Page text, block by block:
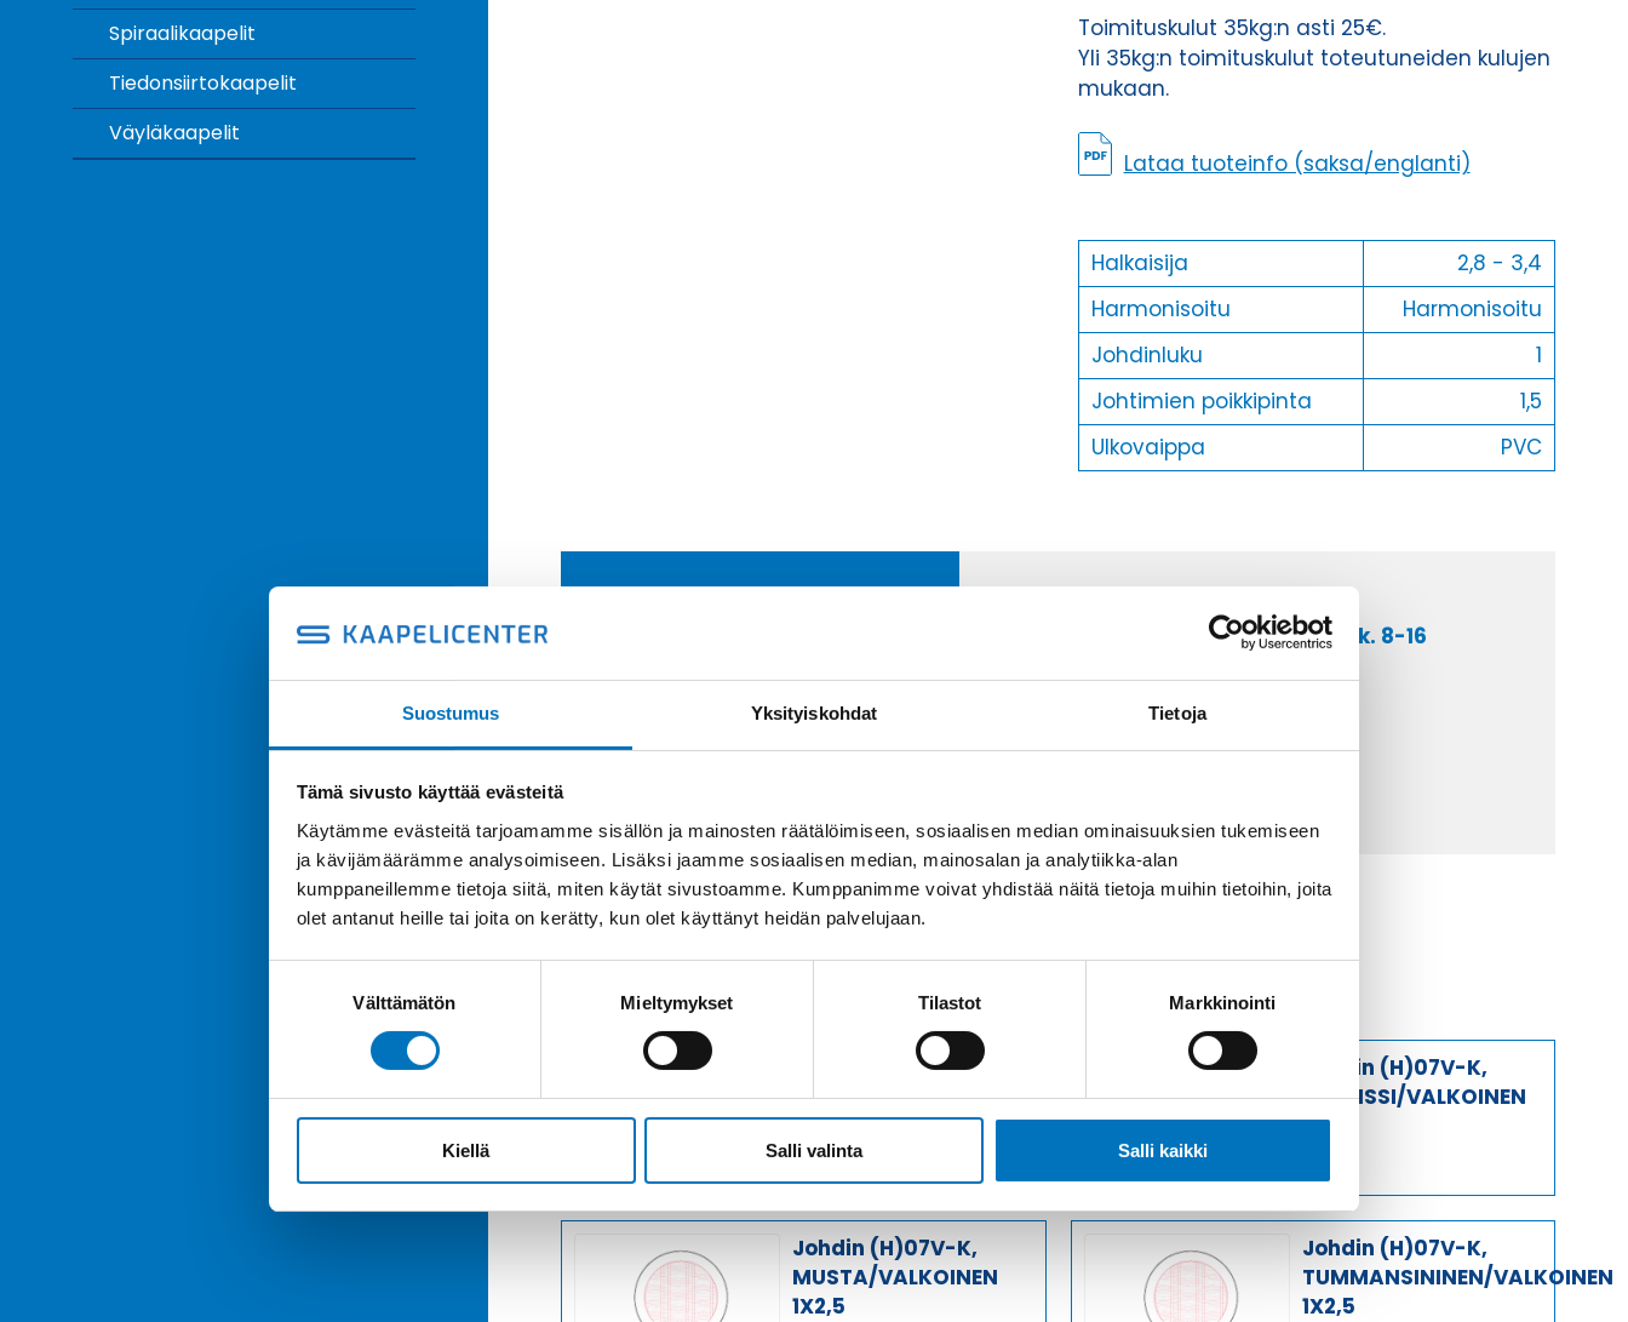
Suostumus Yksityiskohdat Tietoja
Tämä sivusto käyttää evästeitä
Käytämme evästeitä tarjoamamme sisällön ja mainosten räätälöimiseen, sosiaalisen median ominaisuuksien tukemiseen
ja kävijämäärämme analysoimiseen. Lisäksi jaamme sosiaalisen median, mainosalan ja analytiikka-alan
kumppaneillemme tietoja siitä, miten käytät sivustoamme. Kumppanimme voivat yhdistää näitä tietoja muihin tietoihin, joita
olet antanut heille tai joita on kerätty, kun olet käyttänyt heidän palvelujaan.
Välttämätön Mieltymykset Tilastot Markkinointi
Kiellä Salli valinta Salli kaikki
Spiraalikaapelit
Tiedonsiirtokaapelit
Väyläkaapelit
Toimituskulut 35kg:n asti 25€.
Yli 35kg:n toimituskulut toteutuneiden kulujen
mukaan.
Lataa tuoteinfo (saksa/englanti)
Halkaisija
2,8 - 3,4
Harmonisoitu
Harmonisoitu
Johdinluku
1
Johtimien poikkipinta
1,5
Ulkovaippa
PVC
Anna meidän
auttaa.
Soita asiakaspalveluumme ark. 8-16
Saman kaapelin eri versiot
Johdin (H)07V-K,
RUSKEA/VALKOINEN
1X2,5
Johdin (H)07V-K,
ORANSSI/VALKOINEN
1X2,5
Johdin (H)07V-K,
MUSTA/VALKOINEN
1X2,5
Johdin (H)07V-K,
TUMMANSININEN/VALKOINEN
1X2,5